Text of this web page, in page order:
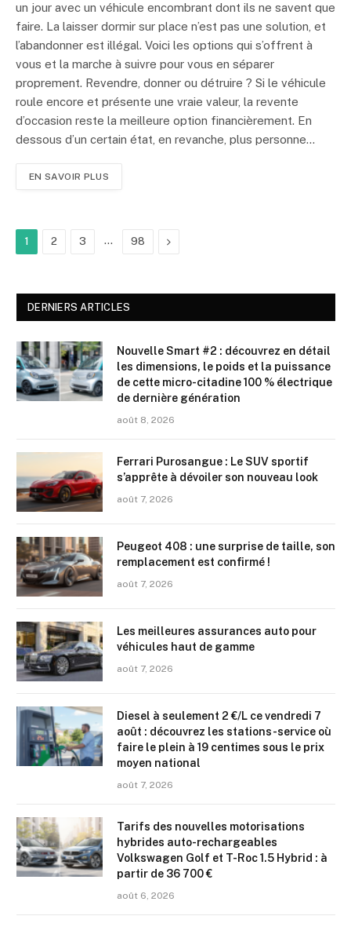
un jour avec un véhicule encombrant dont ils ne savent que
faire. La laisser dormir sur place n’est pas une solution, et
l’abandonner est illégal. Voici les options qui s’offrent à
vous et la marche à suivre pour vous en séparer
proprement. Revendre, donner ou détruire ? Si le véhicule
roule encore et présente une vraie valeur, la revente
d’occasion reste la meilleure option financièrement. En
dessous d’un certain état, en revanche, plus personne…
EN SAVOIR PLUS
1 2 3 … 98 Suivant
DERNIERS ARTICLES
Nouvelle Smart #2 : découvrez en détail
les dimensions, le poids et la puissance
de cette micro-citadine 100 % électrique
de dernière génération
août 8, 2026
Ferrari Purosangue : Le SUV sportif
s’apprête à dévoiler son nouveau look
août 7, 2026
Peugeot 408 : une surprise de taille, son
remplacement est confirmé !
août 7, 2026
Les meilleures assurances auto pour
véhicules haut de gamme
août 7, 2026
Diesel à seulement 2 €/L ce vendredi 7
août : découvrez les stations-service où
faire le plein à 19 centimes sous le prix
moyen national
août 7, 2026
Tarifs des nouvelles motorisations
hybrides auto-rechargeables
Volkswagen Golf et T-Roc 1.5 Hybrid : à
partir de 36 700 €
août 6, 2026